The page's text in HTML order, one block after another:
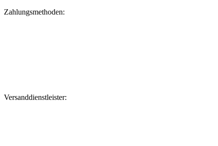
Zahlungsmethoden:
Versanddienstleister: